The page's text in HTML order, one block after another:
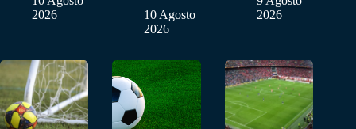
2026
10 Agosto
2026
2026